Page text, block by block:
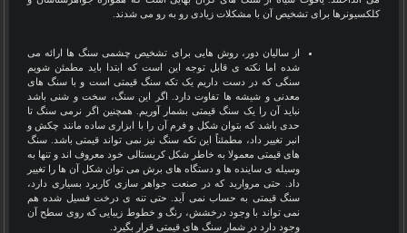
کلکسیونرها برای تشخیص آن با مشکلات زیادی رو به رو می شدند
از سالیان دور، روش هایی برای تشخیص چشمی سنگ ها ارائه می
شده اما نکته ی قابل توجه این است که ابتدا باید مطمئن شویم
سنگی که در دست داریم یک تکه سنگ قیمتی است و با سنگ های
معدنی و شیشه ها تفاوت دارد. اگر این سنگ، سخت و شنی باشد
نباید آن را یک سنگ قیمتی بشمار آوریم. همچنین اگر نرمی سنگ تا
حدی باشد که بتوان شکل و فرم آن را با ابزاری ساده مانند چکش و
انبر تغییر داد، مطمئناً این تکه سنگ نیز نمی تواند قیمتی باشد. سنگ
های قیمتی معمولا به خاطر شکل کریستالی خود معروف اند و تنها به
وسیله ی ساینده ها و دستگاه های برش می توان شکل آن ها را تغییر
داد. حتی مروارید که در صنعت جواهر سازی کاربرد بسیاری دارد،
سنگ قیمتی به حساب نمی آید. حتی تنه ی درخت فسیل شده هم
نمی تواند با وجود درخشش، رنگ و خطوط زیبایی که روی سطح آن
وجود دارد در شمار سنگ های قیمتی قرار بگیرد.